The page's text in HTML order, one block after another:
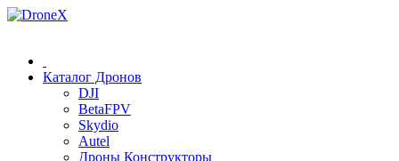
Каталог Дронов
DJI
BetaFPV
Skydio
Autel
Дроны Конструкторы